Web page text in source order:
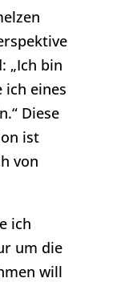
„Ich bin
ich eines
Diese
ist
von
ich
um die
will